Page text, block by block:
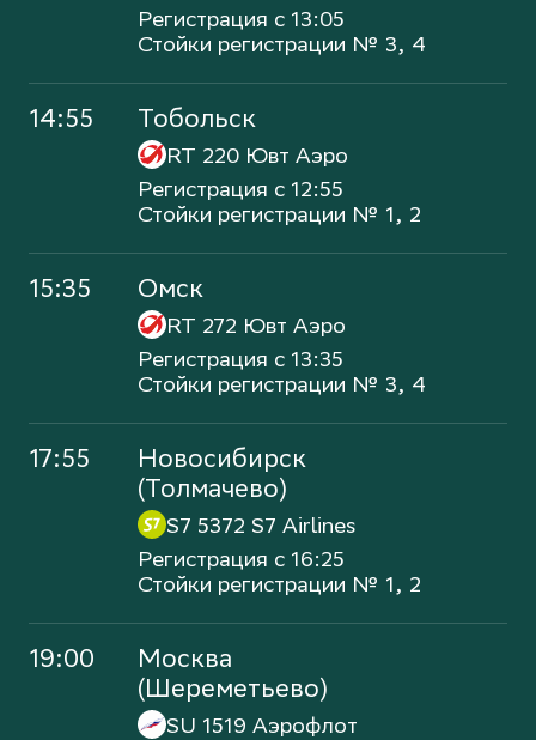
Регистрация с 13:05
Стойки регистрации № 3, 4
14:55 Тобольск
RT 220 Ювт Аэро
Регистрация с 12:55
Стойки регистрации № 1, 2
15:35 Омск
RT 272 Ювт Аэро
Регистрация с 13:35
Стойки регистрации № 3, 4
17:55
Новосибирск
(Толмачево)
S7 5372 S7 Airlines
Регистрация с 16:25
Стойки регистрации № 1, 2
19:00
Москва
(Шереметьево)
SU 1519 Аэрофлот